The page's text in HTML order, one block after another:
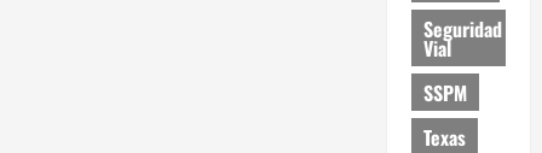
Seguridad
Vial
SSPM
Texas